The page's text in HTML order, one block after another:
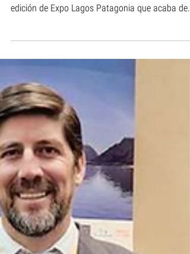
sede de la Expo Lagos en 2023
edición de Expo Lagos Patagonia que acaba de...